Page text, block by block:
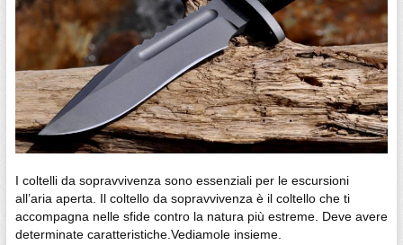
I coltelli da sopravvivenza sono essenziali per le escursioni
all’aria aperta. Il coltello da sopravvivenza è il coltello che ti
accompagna nelle sfide contro la natura più estreme. Deve avere
determinate caratteristiche.Vediamole insieme.